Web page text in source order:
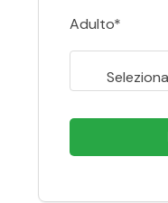
Adulto*